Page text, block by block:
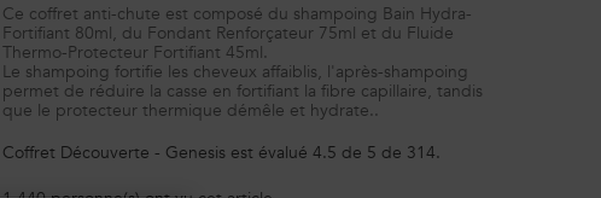
Ce coffret anti-chute est composé du shampoing Bain Hydra-
Fortifiant 80ml, du Fondant Renforçateur 75ml et du Fluide
Thermo-Protecteur Fortifiant 45ml.
Le shampoing fortifie les cheveux affaiblis, l'après-shampoing
permet de réduire la casse en fortifiant la fibre capillaire, tandis
que le protecteur thermique démêle et hydrate..
Coffret Découverte - Genesis est évalué 4.5 de 5 de 314.